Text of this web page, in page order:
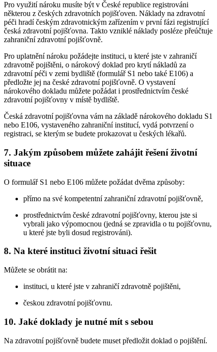
Pro využití nároku musíte být v České republice registrováni
některou z českých zdravotních pojišťoven. Náklady na zdravotní
péči hradí českým zdravotnickým zařízením v první fázi registrující
česká zdravotní pojišťovna. Takto vzniklé náklady posléze přeúčtuje
zahraniční zdravotní pojišťovně.
Pro uplatnění nároku požádejte instituci, u které jste v zahraničí
zdravotně pojištěni, o nárokový doklad pro krytí nákladů za
zdravotní péči v zemi bydliště (formulář S1 nebo také E106) a
předložte jej na české zdravotní pojišťovně. O vystavení
nárokového dokladu můžete požádat i prostřednictvím české
zdravotní pojišťovny v místě bydliště.
Česká zdravotní pojišťovna vám na základě nárokového dokladu S1
nebo E106, vystaveného zahraniční institucí, vydá potvrzení o
registraci, se kterým se budete prokazovat u českých lékařů.
7. Jakým způsobem můžete zahájit řešení životní
situace
O formulář S1 nebo E106 můžete požádat dvěma způsoby:
přímo na své kompetentní zahraniční zdravotní pojišťovně,
prostřednictvím české zdravotní pojišťovny, kterou jste si
vybrali jako výpomocnou (jedná se zpravidla o tu pojišťovnu,
u které jste byli dosud registrováni).
8. Na které instituci životní situaci řešit
Můžete se obrátit na:
instituci, u které jste v zahraničí zdravotně pojištěni,
českou zdravotní pojišťovnu.
10. Jaké doklady je nutné mít s sebou
Na zdravotní pojišťovně budete muset předložit doklad o pojištění.